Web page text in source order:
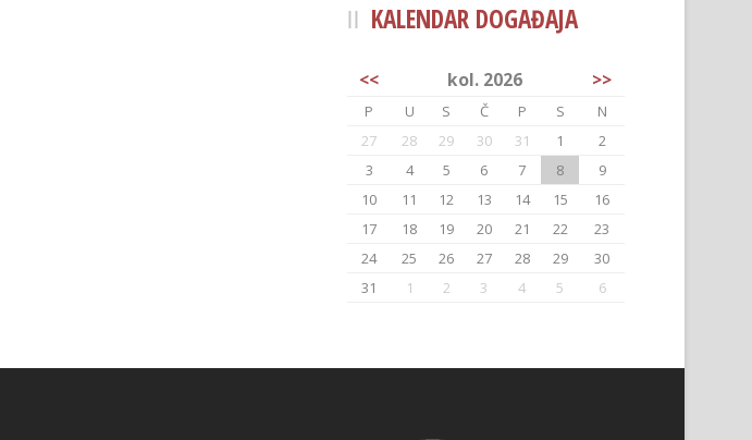
KALENDAR DOGAĐAJA
<< kol. 2026 >>
P U S Č P S
N
27
28 29 30 31 1
2
3
4 5 6 7 8
9
10
11 12 13 14 15
16
17
18 19 20 21 22
23
24
25 26 27 28 29
30
31
1 2 3 4 5 6